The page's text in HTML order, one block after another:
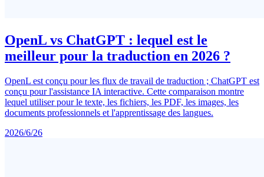
OpenL vs ChatGPT : lequel est le
meilleur pour la traduction en 2026 ?
OpenL est conçu pour les flux de travail de traduction ; ChatGPT est
conçu pour l'assistance IA interactive. Cette comparaison montre
lequel utiliser pour le texte, les fichiers, les PDF, les images, les
documents professionnels et l'apprentissage des langues.
2026/6/26